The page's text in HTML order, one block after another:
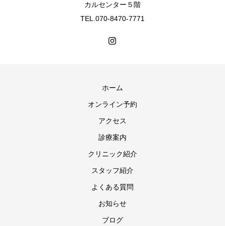
カルセンター５階
TEL.070-8470-7771
ホーム
オンライン予約
アクセス
診療案内
クリニック紹介
スタッフ紹介
よくある質問
お知らせ
ブログ